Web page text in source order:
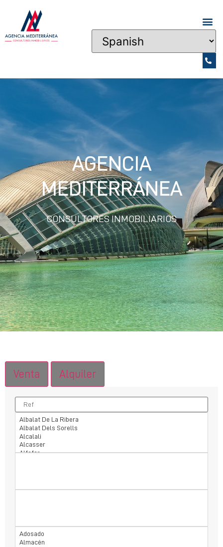
AGENCIA
MEDITERRÁNEA
CONSULTORES INMOBILIARIOS
Venta Alquiler